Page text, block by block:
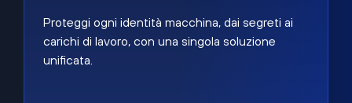
Proteggi ogni identità macchina, dai segreti ai
carichi di lavoro, con una singola soluzione
unificata.